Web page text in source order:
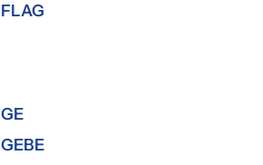
FLAG
GE
GEBE